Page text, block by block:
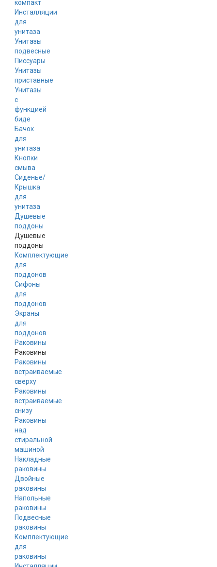
компакт
Инсталляции
для
унитаза
Унитазы
подвесные
Писсуары
Унитазы
приставные
Унитазы
с
функцией
биде
Бачок
для
унитаза
Кнопки
смыва
Сиденье/
Крышка
для
унитаза
Душевые
поддоны
Душевые
поддоны
Комплектующие
для
поддонов
Сифоны
для
поддонов
Экраны
для
поддонов
Раковины
Раковины
Раковины
встраиваемые
сверху
Раковины
встраиваемые
снизу
Раковины
над
стиральной
машиной
Накладные
раковины
Двойные
раковины
Напольные
раковины
Подвесные
раковины
Комплектующие
для
раковины